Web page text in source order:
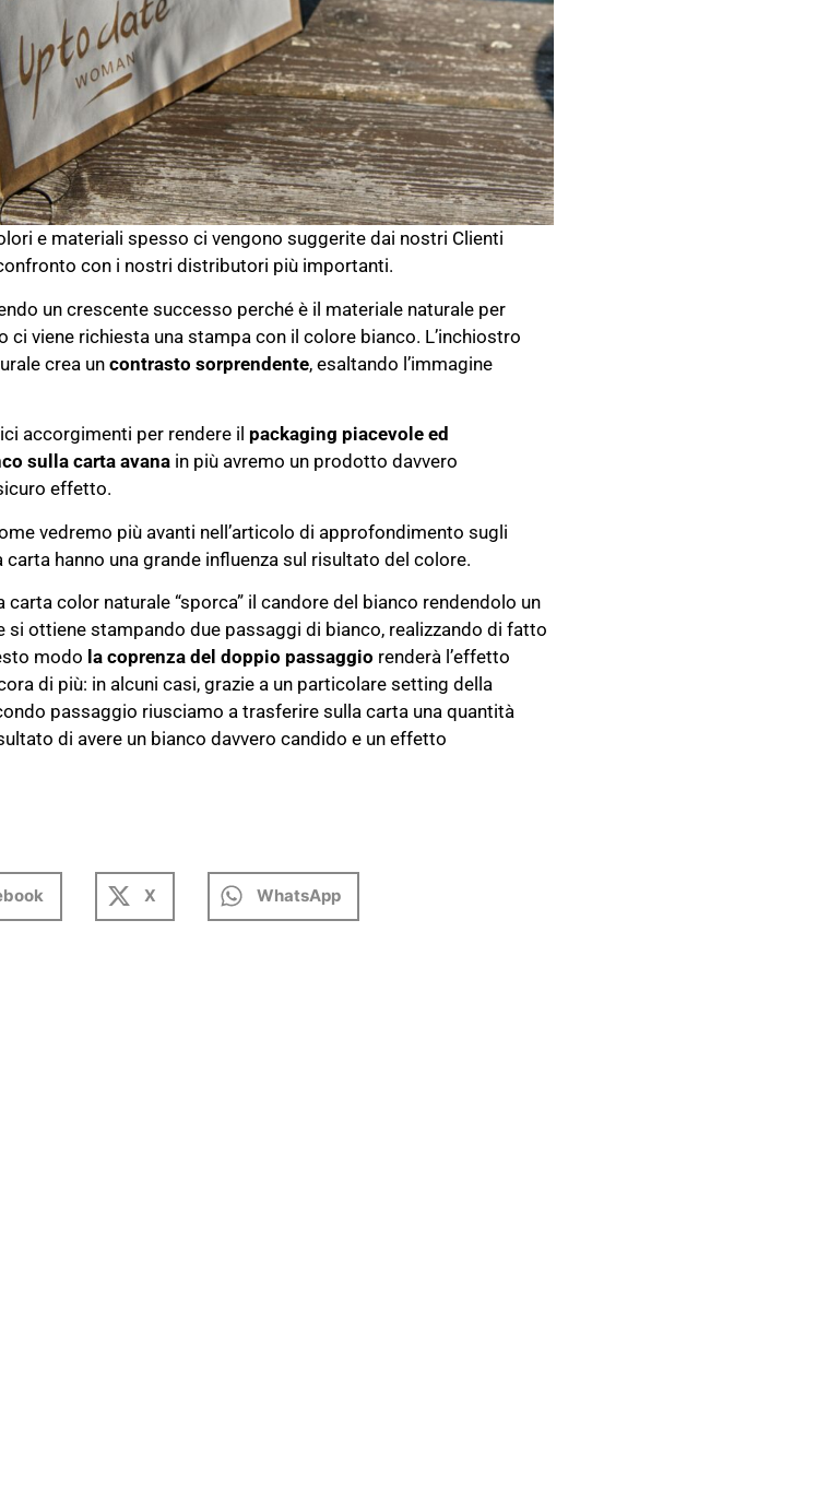
e materiali spesso ci vengono suggerite dai nostri Clienti
con i nostri distributori più importanti.
un crescente successo perché è il materiale naturale per
ci viene richiesta una stampa con il colore bianco. L’inchiostro
crea un contrasto sorprendente, esaltando l’immagine
accorgimenti per rendere il packaging piacevole ed
sulla carta avanain più avremo un prodotto davvero
effetto.
vedremo più avanti nell’articolo di approfondimento sugli
hanno una grande influenza sul risultato del colore.
carta color naturale “sporca” il candore del bianco rendendolo un
ottiene stampando due passaggi di bianco, realizzando di fatto
modo la coprenza del doppio passaggio renderà l’effetto
di più: in alcuni casi, grazie a un particolare setting della
passaggio riusciamo a trasferire sulla carta una quantità
di avere un bianco davvero candido e un effetto
X WhatsApp